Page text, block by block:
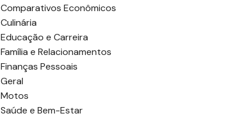
Comparativos Econômicos
Culinária
Educação e Carreira
Família e Relacionamentos
Finanças Pessoais
Geral
Motos
Saúde e Bem-Estar